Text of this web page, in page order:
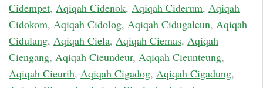
Cidempet, Aqiqah Cidenok, Aqiqah Ciderum, Aqiqah
Cidokom, Aqiqah Cidolog, Aqiqah Cidugaleun, Aqiqah
Cidulang, Aqiqah Ciela, Aqiqah Ciemas, Aqiqah
Ciengang, Aqiqah Cieundeur, Aqiqah Cieunteung,
Aqiqah Cieurih, Aqiqah Cigadog, Aqiqah Cigadung,